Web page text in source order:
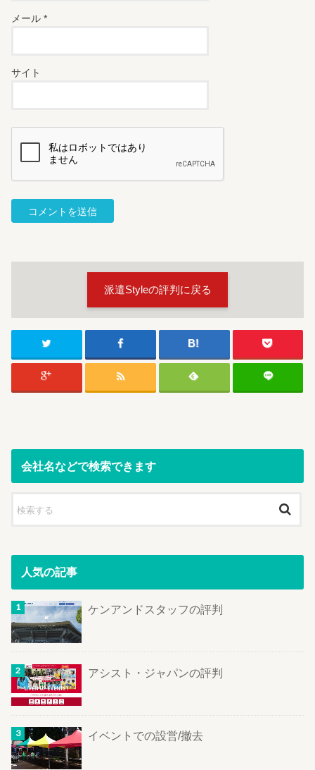
メール*
サイト
派遣Styleの評判に戻る
会社名などで検索できます
人気の記事
ケンアンドスタッフの評判
アシスト・ジャパンの評判
イベントでの設営/撤去